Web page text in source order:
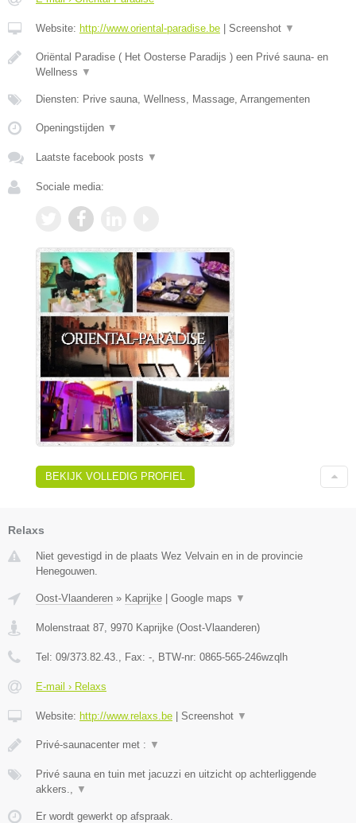
Website: http://www.oriental-paradise.be | Screenshot ▼
Oriëntal Paradise ( Het Oosterse Paradijs ) een Privé sauna- en
Wellness ▼
Diensten: Prive sauna, Wellness, Massage, Arrangementen
Openingstijden ▼
Laatste facebook posts ▼
Sociale media:
BEKIJK VOLLEDIG PROFIEL
Relaxs
Niet gevestigd in de plaats Wez Velvain en in de provincie
Henegouwen.
Oost-Vlaanderen » Kaprijke | Google maps ▼
Molenstraat 87 9970 Kaprijke (Oost-Vlaanderen)
Tel: 09/373.82.43. , Fax: - , BTW-nr: 0865-565-246wzqlh
E-mail › Relaxs
Website: http://www.relaxs.be | Screenshot ▼
Privé-saunacenter met : ▼
Privé sauna en tuin met jacuzzi en uitzicht op achterliggende
akkers.,
▼
Er wordt gewerkt op afspraak.